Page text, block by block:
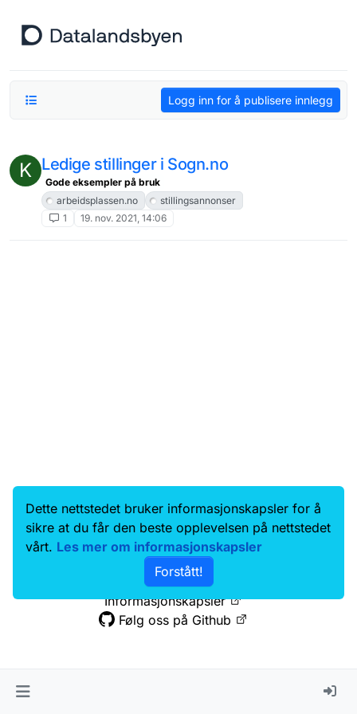
Logg inn for å publisere innlegg
K Ledige stillinger i Sogn.no
Gode eksempler på bruk
arbeidsplassen.no
stillingsannonser
1
19. nov. 2021, 14:06
Data.norge.no
Kontakt oss
Samtykke og brukervilkår
Tilgjengelighetserklæring
Personvernerklæring
Informasjonskapsler
Følg oss på Github
Dette nettstedet bruker informasjonskapsler for å
sikre at du får den beste opplevelsen på nettstedet
vårt. Les mer om informasjonskapsler
Forstått!